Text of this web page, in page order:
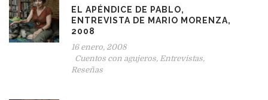
EL APÉNDICE DE PABLO,
ENTREVISTA DE MARIO MORENZA,
2008
16 enero, 2008
Cuentos con agujeros, Entrevistas,
Reseñas